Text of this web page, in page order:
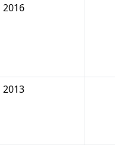
2016
2013